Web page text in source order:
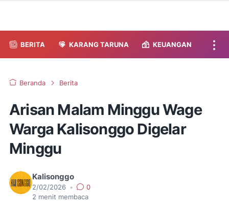
BERITA KARANG TARUNA KEUANGAN
Beranda Berita
Arisan Malam Minggu Wage
Warga Kalisonggo Digelar
Minggu
Kalisonggo
2/02/2026 •
0
2 menit membaca